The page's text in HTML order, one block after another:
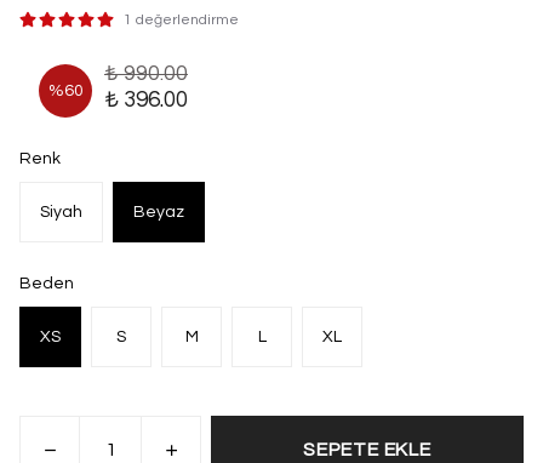
1 değerlendirme
%60
₺ 990.00
₺ 396.00
Renk
Siyah Beyaz
Beden
XS S M L XL
SEPETE EKLE